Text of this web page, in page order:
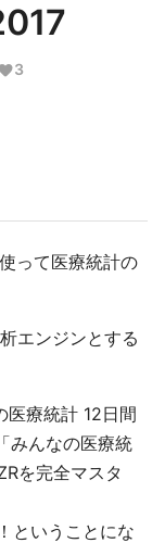
3
って医療統計の
エンジンとする
医療統計 12日間
みんなの医療統
を完全マスタ
ということにな